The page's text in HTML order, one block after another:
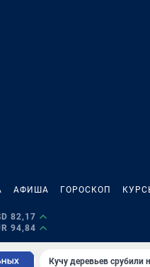
АФИША ГОРОСКОП
82,17
94,84
Кучу деревьев срубили